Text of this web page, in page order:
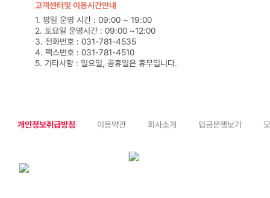
고객센터및 이용시간안내
1. 평일 운영 시간 : 09:00 ~ 19:00
2. 토요일 운영시간 : 09:00 ~12:00
3. 전화번호 : 031-781-4535
4. 팩스번호 : 031-781-4510
5. 기타사항 : 일요일, 공휴일은 휴무입니다.
개인정보취급방침 이용약관 회사소개 입금은행보기